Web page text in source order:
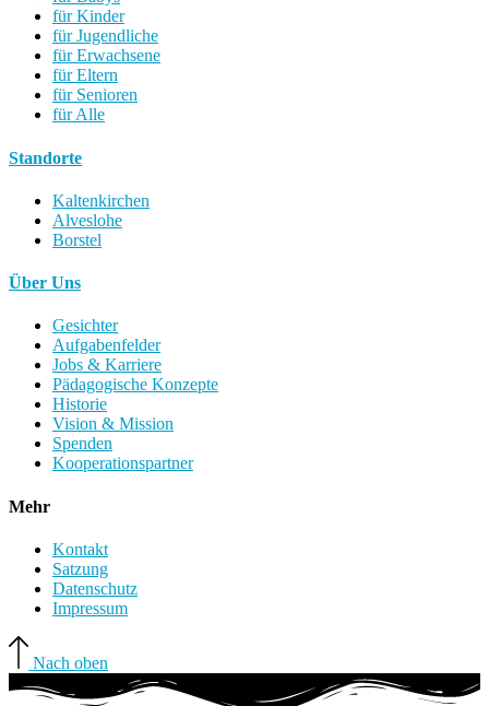
für Kinder
für Jugendliche
für Erwachsene
für Eltern
für Senioren
für Alle
Standorte
Kaltenkirchen
Alveslohe
Borstel
Über Uns
Gesichter
Aufgabenfelder
Jobs & Karriere
Pädagogische Konzepte
Historie
Vision & Mission
Spenden
Kooperationspartner
Mehr
Kontakt
Satzung
Datenschutz
Impressum
Nach oben